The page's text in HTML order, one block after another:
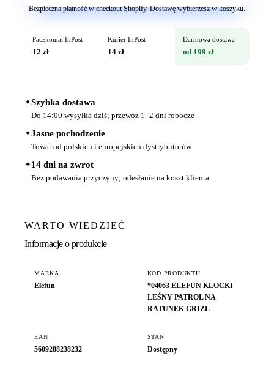
Bezpieczna płatność w checkout Shopify. Dostawę wybierzesz w koszyku.
Paczkomat InPost
12 zł
Kurier InPost
14 zł
Darmowa dostawa
od 199 zł
✦Szybka dostawa
Do 14:00 wysyłka dziś; przewóz 1–2 dni robocze
✦Jasne pochodzenie
Towar od polskich i europejskich dystrybutorów
✦14 dni na zwrot
Bez podawania przyczyny; odesłanie na koszt klienta
WARTO WIEDZIEĆ
Informacje o produkcie
MARKA
Elefun
KOD PRODUKTU
*04063 ELEFUN KLOCKI
LEŚNY PATROL NA
RATUNEK GRIZL
EAN
5609288238232
STAN
Dostępny